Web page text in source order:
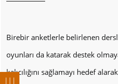
Birebir anketlerle belirlenen
oyunları da katarak destek
kalıcılığını sağlamayı hedef